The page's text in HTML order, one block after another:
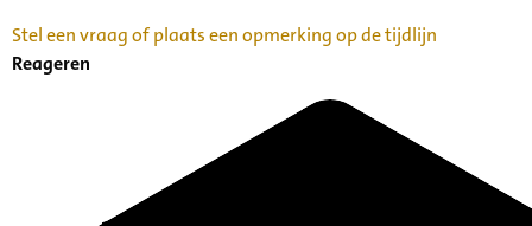
Stel een vraag of plaats een opmerking op de tijdlijn
Reageren